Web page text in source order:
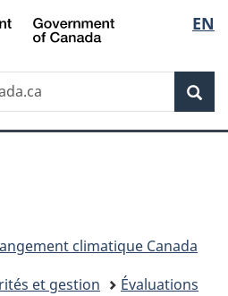
Passer
au
principal
Passer
à
Au
du
Passer
à
version
simplifiée
de
la
EN
climatique Canada
et gestion Évaluations